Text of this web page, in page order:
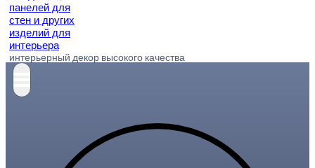
интерьерный декор высокого качества